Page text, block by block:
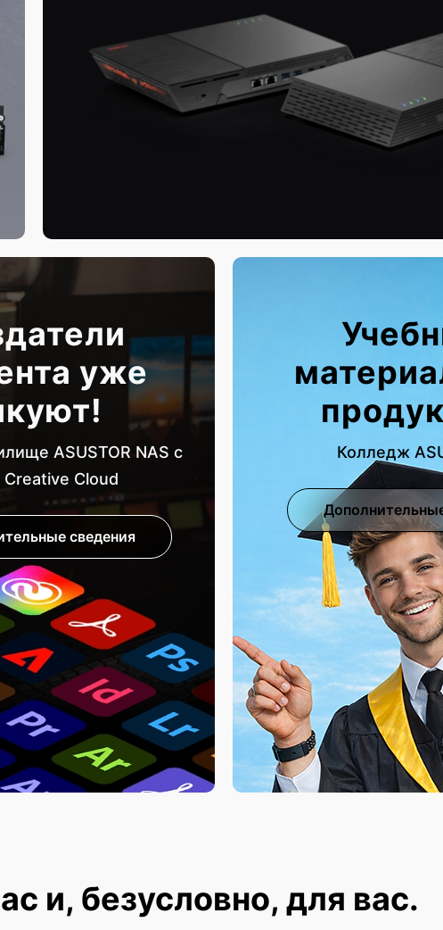
уже
ASUSTOR NAS с
Creative Cloud
сведения
Колледж
и, безусловно, для вас.